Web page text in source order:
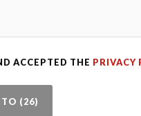
ACCEPTED THE PRIVACY